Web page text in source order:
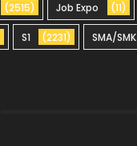
(2515) Job Expo (11)
S1 (2231) SMA/SMK